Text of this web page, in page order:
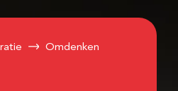
Omdenken